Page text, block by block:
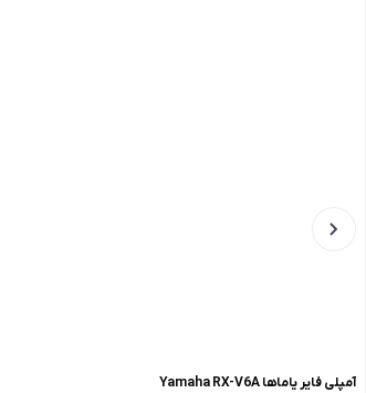
آمپلی فایر یاماها Yamaha RX-V6A